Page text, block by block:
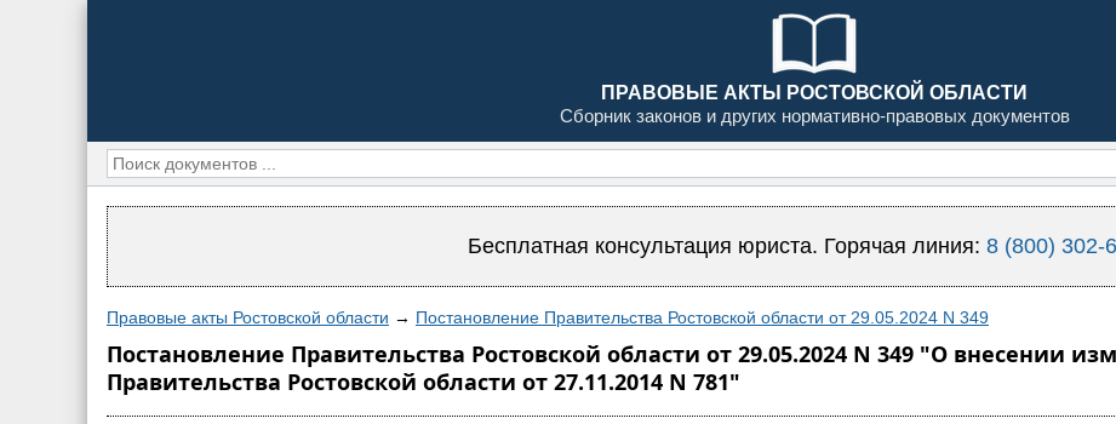
ПРАВОВЫЕ АКТЫ РОСТОВСКОЙ ОБЛАСТИ
Сборник законов и других нормативно-правовых документов
Бесплатная консультация юриста. Горячая линия: 8 (800) 302-
Правовые акты Ростовской области → Постановление Правительства Ростовской области от 29.05.2024 N 349
Постановление Правительства Ростовской области от 29.05.2024 N 349 "О внесении
Правительства Ростовской области от 27.11.2014 N 781"